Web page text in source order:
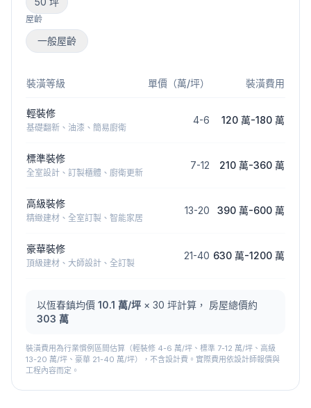
屋齡
一般屋齡
裝潢等級 單價（萬/坪） 裝潢費用
輕裝修
基礎翻新、油漆、簡易廚衛
4-6 120 萬-180 萬
標準裝修
全室設計、訂製櫃體、廚衛更新
7-12 210 萬-360 萬
高級裝修
精緻建材、全室訂製、智能家居
13-20 390 萬-600 萬
豪華裝修
頂級建材、大師設計、全訂製
21-40 630 萬-1200 萬
以恆春鎮均價 10.1 萬/坪 × 30 坪計算， 房屋總價約
303 萬
裝潢費用為行業慣例區間估算（輕裝修 4-6 萬/坪、標準 7-12 萬/坪、高級
13-20 萬/坪、豪華 21-40 萬/坪），不含設計費。實際費用依設計師報價與
工程內容而定。